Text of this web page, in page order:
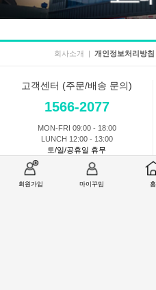
회원가입 마이꾸밈 홈
회사소개 | 개인정보처리방침
고객센터 (주문/배송 문의)
1566-2077
MON-FRI 09:00 - 18:00
LUNCH 12:00 - 13:00
토/일/공휴일 휴무